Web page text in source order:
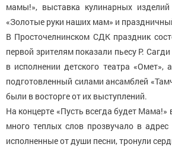
мамы!», выставка кулинарных изделий
«Золотые руки наших мам» и
В Просточелнинском СДК праздник
первой зрителям показали пьесу Р.
в исполнении детского театра «Омет»,
подготовленный силами ансамблей
были в восторге от их выступлений.
На концерте «Пусть всегда будет
много теплых слов прозвучало в
исполненные от души песни, тронули